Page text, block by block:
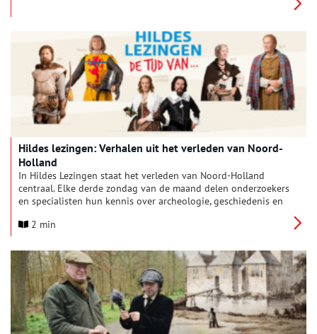
Hildes lezingen: Verhalen uit het verleden van Noord-
Holland
In Hildes Lezingen staat het verleden van Noord-Holland
centraal. Elke derde zondag van de maand delen onderzoekers
en specialisten hun kennis over archeologie, geschiedenis en
kastelen: iedere lezing biedt een nieuw verhaal en een frisse
2 min